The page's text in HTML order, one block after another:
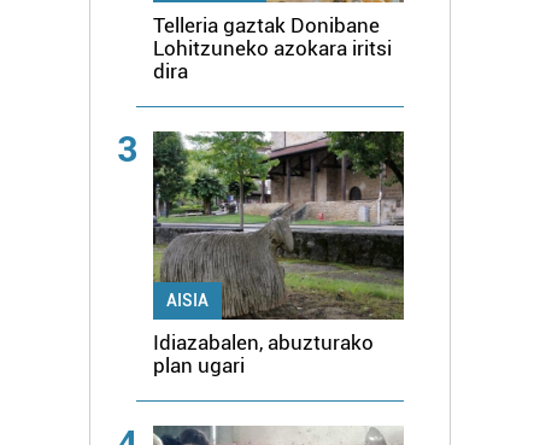
Telleria gaztak Donibane
Lohitzuneko azokara iritsi
dira
3
AISIA
Idiazabalen, abuzturako
plan ugari